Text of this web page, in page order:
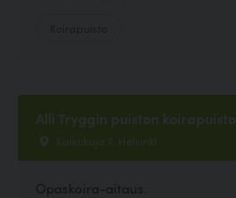
Alli Tryggin puiston koirapuisto
Kaikukuja 7, Helsinki
Opaskoira-aitaus.